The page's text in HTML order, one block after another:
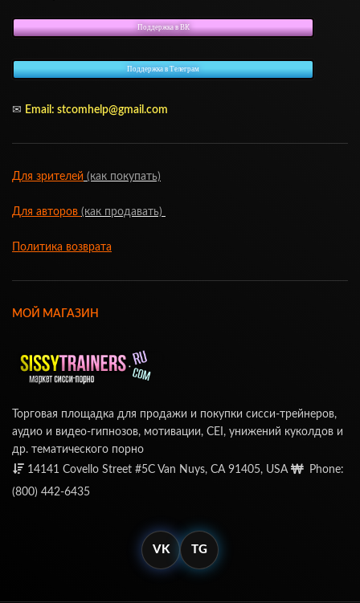
Поддержка в ВК
Поддержка в Телеграм
✉ Email: stcomhelp@gmail.com
Для зрителей (как покупать)
Для авторов (как продавать)
Политика возврата
МОЙ МАГАЗИН
Торговая площадка для продажи и покупки сисси-трейнеров,
аудио и видео-гипнозов, мотивации, CEI, унижений куколдов и
др. тематического порно
14141 Covello Street #5C Van Nuys, CA 91405, USA
Phone:
(800) 442-6435
VK TG